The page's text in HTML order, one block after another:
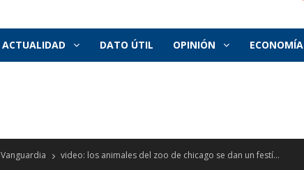
ACTUALIDAD DATO ÚTIL OPINIÓN ECONOMÍA
Vanguardia video: los animales del zoo de chicago se dan un festí...